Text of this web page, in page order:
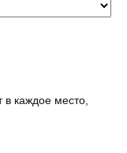
каждое место,